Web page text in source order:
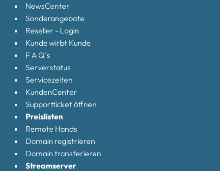
NewsCenter
Sonderangebote
Reseller - Login
Kunde wirbt Kunde
F A Q´s
Serverstatus
Servicezeiten
KundenCenter
Supportticket öffnen
Preislisten
Remote Hands
Domain registrieren
Domain transferieren
Streamserver